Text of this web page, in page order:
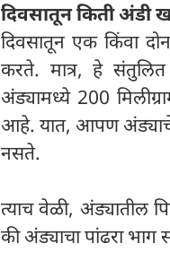
दिवसातून किती अंडी
दिवसातून एक किंवा
करते. मात्र, हे
अंड्यामध्ये 200
आहे. यात, आपण अंड्याचे
नसते.
त्याच वेळी, अंड्यातील
की अंड्याचा पांढरा भाग